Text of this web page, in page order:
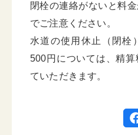
閉栓の連絡がないと料
でご注意ください。
水道の使用休止（閉栓
500円については、精
ていただきます。